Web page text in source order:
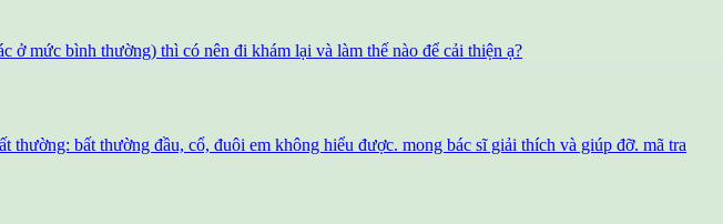
ở mức bình thường) thì có nên đi khám lại và làm thế nào để cải thiện ạ?
bất thường đầu, cổ, đuôi em không hiểu được. mong bác sĩ giải thích và giúp đỡ. mã tra